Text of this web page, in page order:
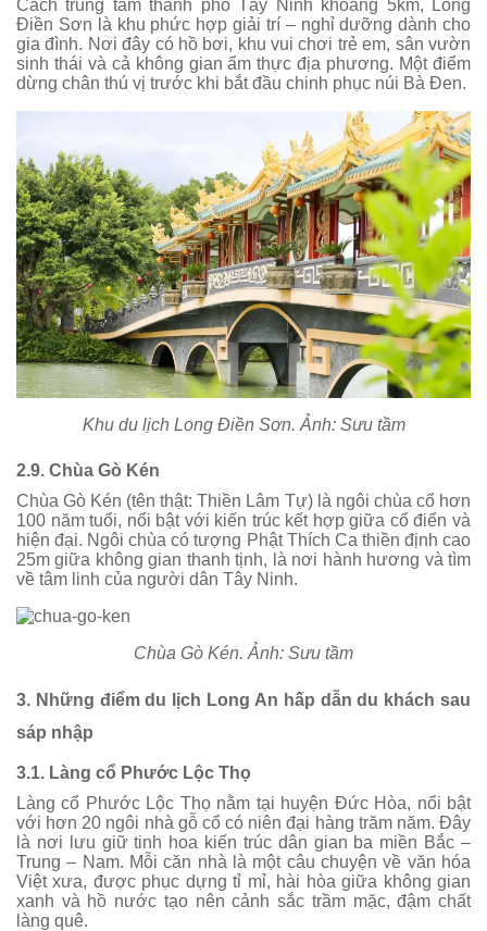
Cách trung tâm thành phố Tây Ninh khoảng 5km, Long
Điền Sơn là khu phức hợp giải trí – nghỉ dưỡng dành cho
gia đình. Nơi đây có hồ bơi, khu vui chơi trẻ em, sân vườn
sinh thái và cả không gian ẩm thực địa phương. Một điểm
dừng chân thú vị trước khi bắt đầu chinh phục núi Bà Đen.
Khu du lịch Long Điền Sơn. Ảnh: Sưu tầm
2.9. Chùa Gò Kén
Chùa Gò Kén (tên thật: Thiền Lâm Tự) là ngôi chùa cổ hơn
100 năm tuổi, nổi bật với kiến trúc kết hợp giữa cổ điển và
hiện đại. Ngôi chùa có tượng Phật Thích Ca thiền định cao
25m giữa không gian thanh tịnh, là nơi hành hương và tìm
về tâm linh của người dân Tây Ninh.
Chùa Gò Kén. Ảnh: Sưu tầm
3. Những điểm du lịch Long An hấp dẫn du khách sau
sáp nhập
3.1. Làng cổ Phước Lộc Thọ
Làng cổ Phước Lộc Thọ nằm tại huyện Đức Hòa, nổi bật
với hơn 20 ngôi nhà gỗ cổ có niên đại hàng trăm năm. Đây
là nơi lưu giữ tinh hoa kiến trúc dân gian ba miền Bắc –
Trung – Nam. Mỗi căn nhà là một câu chuyện về văn hóa
Việt xưa, được phục dựng tỉ mỉ, hài hòa giữa không gian
xanh và hồ nước tạo nên cảnh sắc trầm mặc, đậm chất
làng quê.